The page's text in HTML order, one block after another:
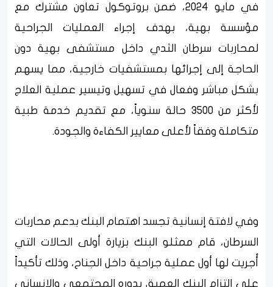
في مايو 2024، ضمن بروتوكول تعاون مشترك مع
مؤسسة بهية، بهدف إجراء العمليات الجراحية
لمحاربات سرطان الثدي داخل مستشفى بهية دون
الحاجة إلى إجرائها بمستشفيات خارجية، مما يسهم
بشكل مباشر وفعال في تسهيل وتيسير عملية العلاج
لأكثر من 3500 حالة سنوياً، مع تقديم خدمة طبية
متكاملة وفقاً لأعلى معايير الكفاءة والجودة.
وفي لافتة إنسانية تجسد اهتمام البنك بدعم محاربات
السرطان، قام ممثلو البنك بزيارة أولى الحالات التي
أُجريت لها أول عملية جراحية داخل الجناح، وذلك تأكيداً
على التزام البنك العميق بدوره المجتمعي والإنساني